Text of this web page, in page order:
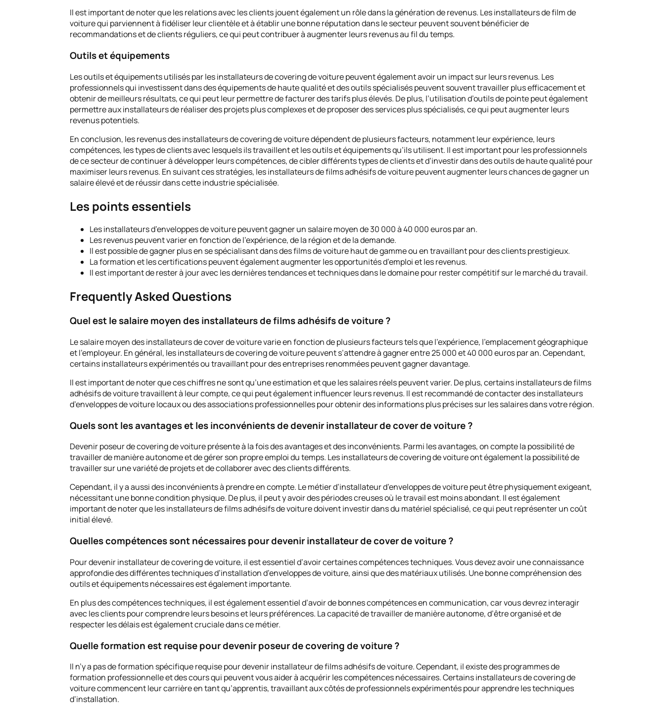
Il est important de noter que les relations avec les clients jouent également un rôle dans la génération de revenus. Les installateurs de film de
voiture qui parviennent à fidéliser leur clientèle et à établir une bonne réputation dans le secteur peuvent souvent bénéficier de
recommandations et de clients réguliers, ce qui peut contribuer à augmenter leurs revenus au fil du temps.
Outils et équipements
Les outils et équipements utilisés par les installateurs de covering de voiture peuvent également avoir un impact sur leurs revenus. Les
professionnels qui investissent dans des équipements de haute qualité et des outils spécialisés peuvent souvent travailler plus efficacement et
obtenir de meilleurs résultats, ce qui peut leur permettre de facturer des tarifs plus élevés. De plus, l’utilisation d’outils de pointe peut également
permettre aux installateurs de réaliser des projets plus complexes et de proposer des services plus spécialisés, ce qui peut augmenter leurs
revenus potentiels.
En conclusion, les revenus des installateurs de covering de voiture dépendent de plusieurs facteurs, notamment leur expérience, leurs
compétences, les types de clients avec lesquels ils travaillent et les outils et équipements qu’ils utilisent. Il est important pour les professionnels
de ce secteur de continuer à développer leurs compétences, de cibler différents types de clients et d’investir dans des outils de haute qualité pour
maximiser leurs revenus. En suivant ces stratégies, les installateurs de films adhésifs de voiture peuvent augmenter leurs chances de gagner un
salaire élevé et de réussir dans cette industrie spécialisée.
Les points essentiels
Les installateurs d’enveloppes de voiture peuvent gagner un salaire moyen de 30 000 à 40 000 euros par an.
Les revenus peuvent varier en fonction de l’expérience, de la région et de la demande.
Il est possible de gagner plus en se spécialisant dans des films de voiture haut de gamme ou en travaillant pour des clients prestigieux.
La formation et les certifications peuvent également augmenter les opportunités d’emploi et les revenus.
Il est important de rester à jour avec les dernières tendances et techniques dans le domaine pour rester compétitif sur le marché du travail.
Frequently Asked Questions
Quel est le salaire moyen des installateurs de films adhésifs de voiture ?
Le salaire moyen des installateurs de cover de voiture varie en fonction de plusieurs facteurs tels que l’expérience, l’emplacement géographique
et l’employeur. En général, les installateurs de covering de voiture peuvent s’attendre à gagner entre 25 000 et 40 000 euros par an. Cependant,
certains installateurs expérimentés ou travaillant pour des entreprises renommées peuvent gagner davantage.
Il est important de noter que ces chiffres ne sont qu’une estimation et que les salaires réels peuvent varier. De plus, certains installateurs de films
adhésifs de voiture travaillent à leur compte, ce qui peut également influencer leurs revenus. Il est recommandé de contacter des installateurs
d’enveloppes de voiture locaux ou des associations professionnelles pour obtenir des informations plus précises sur les salaires dans votre région.
Quels sont les avantages et les inconvénients de devenir installateur de cover de voiture ?
Devenir poseur de covering de voiture présente à la fois des avantages et des inconvénients. Parmi les avantages, on compte la possibilité de
travailler de manière autonome et de gérer son propre emploi du temps. Les installateurs de covering de voiture ont également la possibilité de
travailler sur une variété de projets et de collaborer avec des clients différents.
Cependant, il y a aussi des inconvénients à prendre en compte. Le métier d’installateur d’enveloppes de voiture peut être physiquement exigeant,
nécessitant une bonne condition physique. De plus, il peut y avoir des périodes creuses où le travail est moins abondant. Il est également
important de noter que les installateurs de films adhésifs de voiture doivent investir dans du matériel spécialisé, ce qui peut représenter un coût
initial élevé.
Quelles compétences sont nécessaires pour devenir installateur de cover de voiture ?
Pour devenir installateur de covering de voiture, il est essentiel d’avoir certaines compétences techniques. Vous devez avoir une connaissance
approfondie des différentes techniques d’installation d’enveloppes de voiture, ainsi que des matériaux utilisés. Une bonne compréhension des
outils et équipements nécessaires est également importante.
En plus des compétences techniques, il est également essentiel d’avoir de bonnes compétences en communication, car vous devrez interagir
avec les clients pour comprendre leurs besoins et leurs préférences. La capacité de travailler de manière autonome, d’être organisé et de
respecter les délais est également cruciale dans ce métier.
Quelle formation est requise pour devenir poseur de covering de voiture ?
Il n’y a pas de formation spécifique requise pour devenir installateur de films adhésifs de voiture. Cependant, il existe des programmes de
formation professionnelle et des cours qui peuvent vous aider à acquérir les compétences nécessaires. Certains installateurs de covering de
voiture commencent leur carrière en tant qu’apprentis, travaillant aux côtés de professionnels expérimentés pour apprendre les techniques
d’installation.